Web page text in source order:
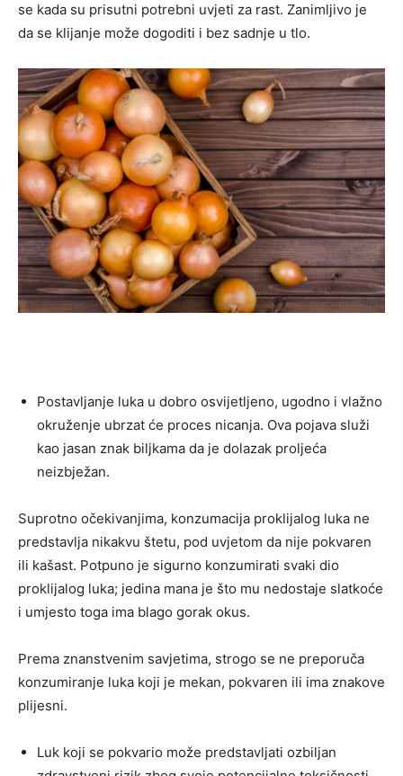
se kada su prisutni potrebni uvjeti za rast. Zanimljivo je
da se klijanje može dogoditi i bez sadnje u tlo.
Postavljanje luka u dobro osvijetljeno, ugodno i vlažno
okruženje ubrzat će proces nicanja. Ova pojava služi
kao jasan znak biljkama da je dolazak proljeća
neizbježan.
Suprotno očekivanjima, konzumacija proklijalog luka ne
predstavlja nikakvu štetu, pod uvjetom da nije pokvaren
ili kašast. Potpuno je sigurno konzumirati svaki dio
proklijalog luka; jedina mana je što mu nedostaje slatkoće
i umjesto toga ima blago gorak okus.
Prema znanstvenim savjetima, strogo se ne preporuča
konzumiranje luka koji je mekan, pokvaren ili ima znakove
plijesni.
Luk koji se pokvario može predstavljati ozbiljan